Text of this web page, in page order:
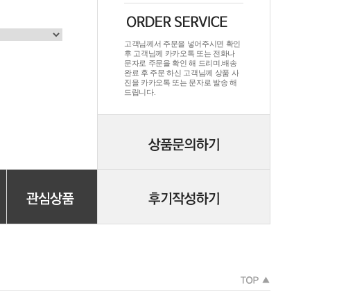
고객님께서 주문을 넣어주시면 확인
후 고객님께 카카오톡 또는 전화나
문자로 주문을 확인 해 드리며.배송
완료 후 주문 하신 고객님께 상품 사
진을 카카오톡 또는 문자로 발송 해
드립니다.